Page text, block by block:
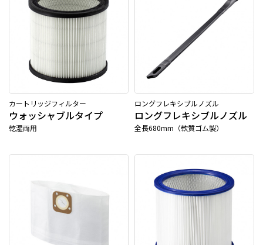
カートリッジフィルター
ウォッシャブルタイプ
乾湿両用
ロングフレキシブルノズル
ロングフレキシブルノズル
全長680mm（軟質ゴム製）